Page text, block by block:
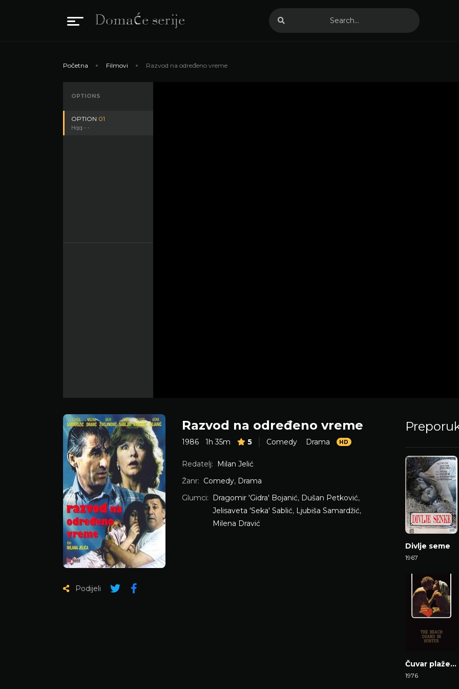
Početna Filmovi Razvod na određeno vreme
OPTIONS
OPTION 01
Hqq - -
Razvod na određeno vreme
1986 1h 35m 5 Comedy Drama HD
Redatelj:
Milan Jelić
Žanr: Comedy, Drama
Glumci:
Dragomir 'Gidra' Bojanić, Dušan Petković,
Jelisaveta 'Seka' Sablić, Ljubiša Samardžić,
Milena Dravić
Podijeli
Divlje seme
1967
Čuvar plaže u zimskom periodu
1976